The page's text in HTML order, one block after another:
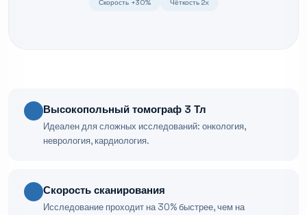
Скорость +30% Чёткость 2x
Высокопольный томограф 3 Тл
Идеален для сложных исследований: онкология,
неврология, кардиология.
Скорость сканирования
Исследование проходит на 30% быстрее, чем на